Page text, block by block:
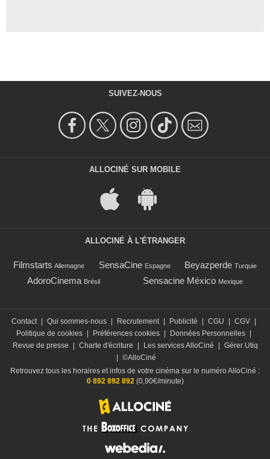
SUIVEZ-NOUS
ALLOCINÉ SUR MOBILE
ALLOCINÉ À L'ÉTRANGER
Filmstarts Allemagne SensaCine Espagne Beyazperde Turquie
AdoroCinema Brésil Sensacine México Mexique
Contact Qui sommes-nous Recrutement Publicité CGU CGV
Politique de cookies
Préférences cookies Données Personnelles
Revue de presse
Charte d'écriture Les services AlloCiné
Gérer Utiq
©AlloCiné
Retrouvez tous les horaires et infos de votre cinéma sur le numéro AlloCiné :
0 892 892 892(0,90€/minute)